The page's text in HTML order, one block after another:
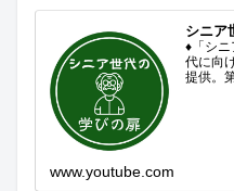
シニア
♦「シ
代に向
提供。
www.youtube.com